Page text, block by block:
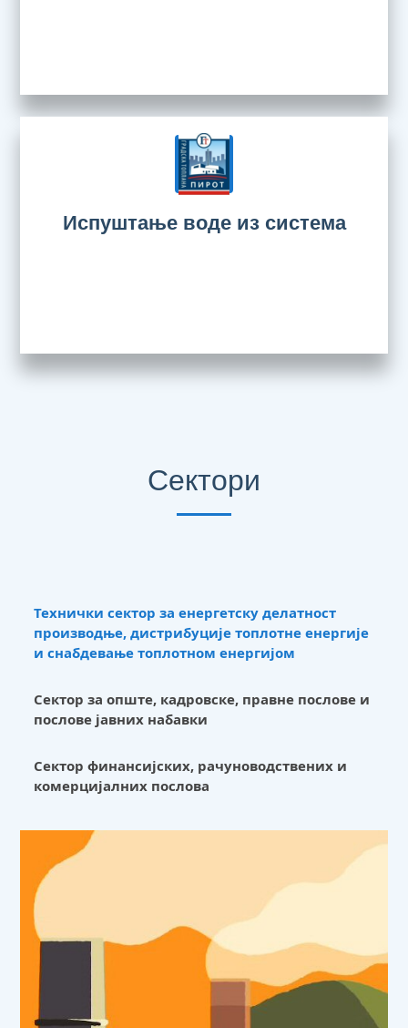
Испуштање воде из система
Сектори
Технички сектор за енергетску делатност
производње, дистрибуције топлотне енергије
и снабдевање топлотном енергијом
Сектор за опште, кадровске, правне послове и
послове јавних набавки
Сектор финансијских, рачуноводствених и
комерцијалних послова